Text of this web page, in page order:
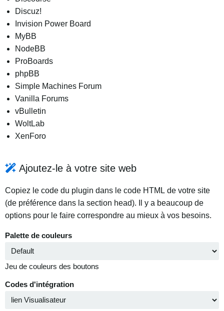
Discuz!
Invision Power Board
MyBB
NodeBB
ProBoards
phpBB
Simple Machines Forum
Vanilla Forums
vBulletin
WoltLab
XenForo
Ajoutez-le à votre site web
Copiez le code du plugin dans le code HTML de votre site
(de préférence dans la section head). Il y a beaucoup de
options pour le faire correspondre au mieux à vos besoins.
Palette de couleurs
Jeu de couleurs des boutons
Codes d'intégration